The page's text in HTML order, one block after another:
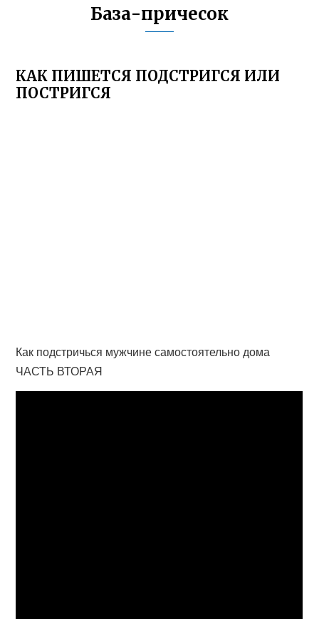
База-причесок
КАК ПИШЕТСЯ ПОДСТРИГСЯ ИЛИ
ПОСТРИГСЯ
Как подстричься мужчине самостоятельно дома
ЧАСТЬ ВТОРАЯ